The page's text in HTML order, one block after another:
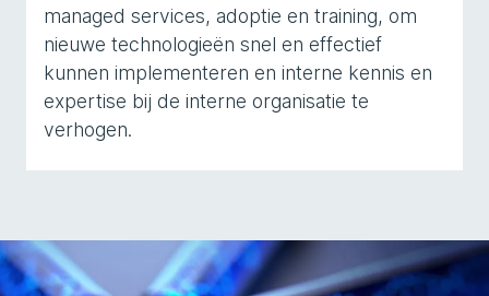
managed services, adoptie en training, om
nieuwe technologieën snel en effectief
kunnen implementeren en interne kennis en
expertise bij de interne organisatie te
verhogen.